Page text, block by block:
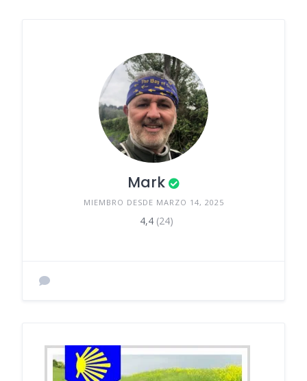
Mark
MIEMBRO DESDE MARZO 14, 2025
4,4 (24)